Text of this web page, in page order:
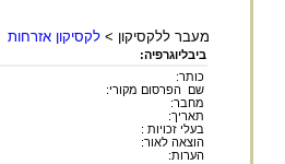
מעבר ללקסיקון > לקסיקון אזרחות
ביבליוגרפיה:
כותר:
שם הפרסום מקורי:
מחבר:
תאריך:
בעלי זכויות :
הוצאה לאור:
הערות: